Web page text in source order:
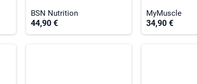
BSN Nutrition
44,90 €
MyMuscle
34,90 €